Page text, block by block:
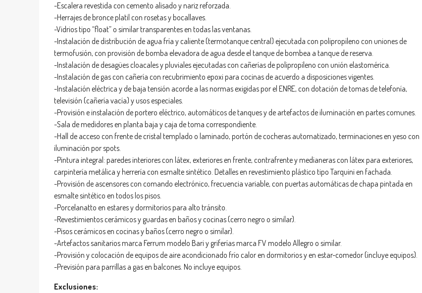
-Escalera revestida con cemento alisado y nariz reforzada.
-Herrajes de bronce platil con rosetas y bocallaves.
-Vidrios tipo “float” o similar transparentes en todas las ventanas.
-Instalación de distribución de agua fría y caliente (termotanque central) ejecutada con polipropileno con uniones de
termofusión, con provisión de bomba elevadora de agua desde el tanque de bombea a tanque de reserva.
-Instalación de desagües cloacales y pluviales ejecutadas con cañerías de polipropileno con unión elastomérica.
-Instalación de gas con cañería con recubrimiento epoxi para cocinas de acuerdo a disposiciones vigentes.
-Instalación eléctrica y de baja tensión acorde a las normas exigidas por el ENRE, con dotación de tomas de telefonía,
televisión (cañería vacía) y usos especiales.
-Provisión e instalación de portero eléctrico, automáticos de tanques y de artefactos de iluminación en partes comunes.
-Sala de medidores en planta baja y caja de toma correspondiente.
-Hall de acceso con frente de cristal templado o laminado, portón de cocheras automatizado, terminaciones en yeso con
iluminación por spots.
-Pintura integral: paredes interiores con látex, exteriores en frente, contrafrente y medianeras con látex para exteriores,
carpintería metálica y herrería con esmalte sintético. Detalles en revestimiento plástico tipo Tarquini en fachada.
-Provisión de ascensores con comando electrónico, frecuencia variable, con puertas automáticas de chapa pintada en
esmalte sintético en todos los pisos.
-Porcelanatto en estares y dormitorios para alto tránsito.
-Revestimientos cerámicos y guardas en baños y cocinas (cerro negro o similar).
-Pisos cerámicos en cocinas y baños (cerro negro o similar).
-Artefactos sanitarios marca Ferrum modelo Bari y griferías marca FV modelo Allegro o similar.
-Provisión y colocación de equipos de aire acondicionado frío calor en dormitorios y en estar-comedor (incluye equipos).
-Previsión para parrillas a gas en balcones. No incluye equipos.
Exclusiones: